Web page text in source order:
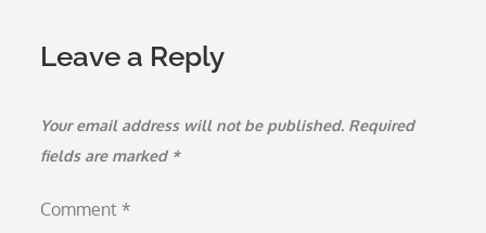
Leave a Reply
Your email address will not be published. Required
fields are marked *
Comment *